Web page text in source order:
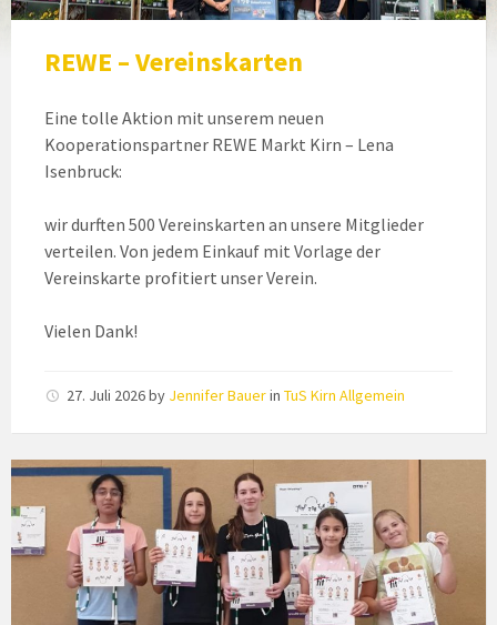
REWE – Vereinskarten
Eine tolle Aktion mit unserem neuen
Kooperationspartner REWE Markt Kirn – Lena
Isenbruck:
wir durften 500 Vereinskarten an unsere Mitglieder
verteilen. Von jedem Einkauf mit Vorlage der
Vereinskarte profitiert unser Verein.
Vielen Dank!
27. Juli 2026by Jennifer Bauerin TuS Kirn Allgemein